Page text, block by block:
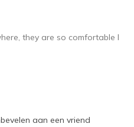
they are so comfortable I
aan een vriend